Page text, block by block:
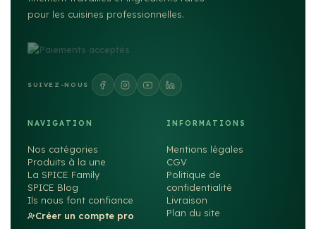
pour les cuisines professionnelles.
SUIVEZ-NOUS
NAVIGATION
Nos catégories
Produits à la une
La SPICE Family
SPICE Blog
Ils nous font confiance
Créer un compte pro
INFORMATIONS
Mentions légales
CGV
Politique de
confidentialité
Livraison
Plan du site